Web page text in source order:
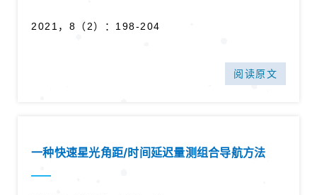
2021，8（2）：198-204
阅读原文
一种快速星光角距/时间延迟量测组合导航方法